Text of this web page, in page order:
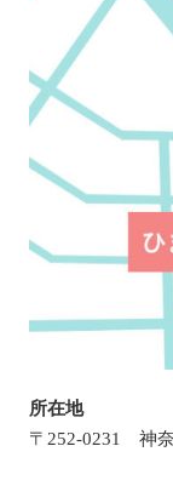
所在地
〒252-0231 神